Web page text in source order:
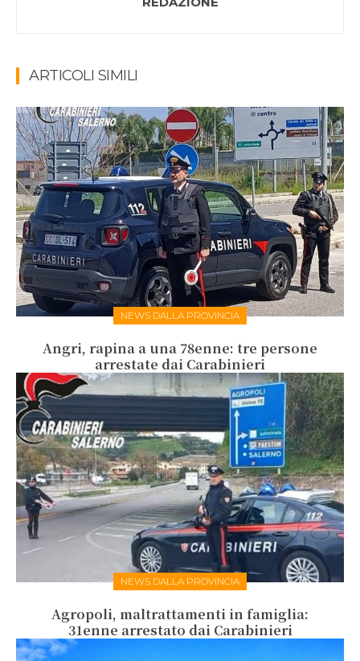
ARTICOLI SIMILI
NEWS DALLA PROVINCIA
Angri, rapina a una 78enne: tre persone
arrestate dai Carabinieri
NEWS DALLA PROVINCIA
Agropoli, maltrattamenti in famiglia:
31enne arrestato dai Carabinieri